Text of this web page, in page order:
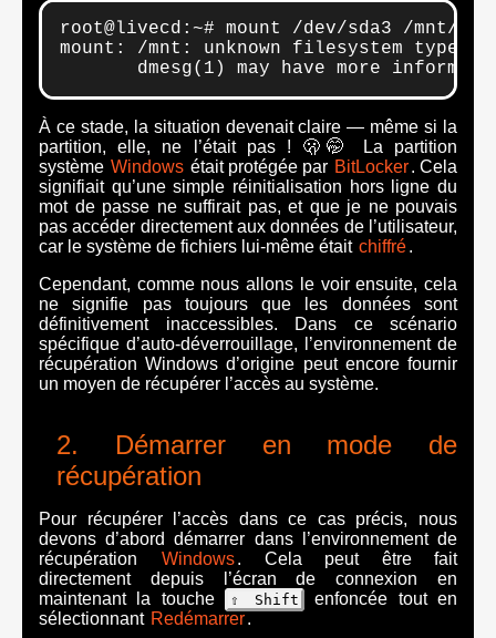
root@livecd:~# mount /dev/sda3 /mnt/
mount: /mnt: unknown filesystem type
dmesg(1) may have more
À ce stade, la situation devenait claire — même si la
partition, elle, ne l’était pas ! 🫢🤭 La partition
système Windows était protégée par BitLocker. Cela
signifiait qu’une simple réinitialisation hors ligne du
mot de passe ne suffirait pas, et que je ne pouvais
pas accéder directement aux données de l’utilisateur,
car le système de fichiers lui-même était chiffré.
Cependant, comme nous allons le voir ensuite, cela
ne signifie pas toujours que les données sont
définitivement inaccessibles. Dans ce scénario
spécifique d’auto-déverrouillage, l’environnement de
récupération Windows d’origine peut encore fournir
un moyen de récupérer l’accès au système.
Démarrer en mode de
récupération
Pour récupérer l’accès dans ce cas précis, nous
devons d’abord démarrer dans l’environnement de
récupération
Windows. Cela peut être fait
directement depuis l’écran de connexion en
maintenant la touche
⇧ Shift
enfoncée tout en
sélectionnant Redémarrer.